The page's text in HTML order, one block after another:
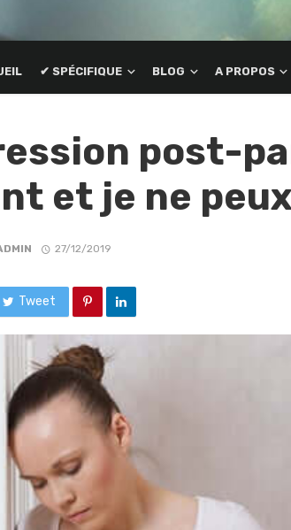
✔ SPÉCIFIQUE BLOG A PROPOS
post-
et je ne
27/12/2019
Tweet